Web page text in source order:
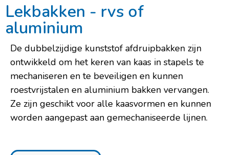
Lekbakken - rvs of
aluminium
De dubbelzijdige kunststof afdruipbakken zijn
ontwikkeld om het keren van kaas in stapels te
mechaniseren en te beveiligen en kunnen
roestvrijstalen en aluminium bakken vervangen.
Ze zijn geschikt voor alle kaasvormen en kunnen
worden aangepast aan gemechaniseerde lijnen.